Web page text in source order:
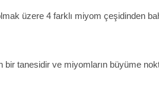
üzere 4 farklı miyom çeşidinden
tanesidir ve miyomların büyüme